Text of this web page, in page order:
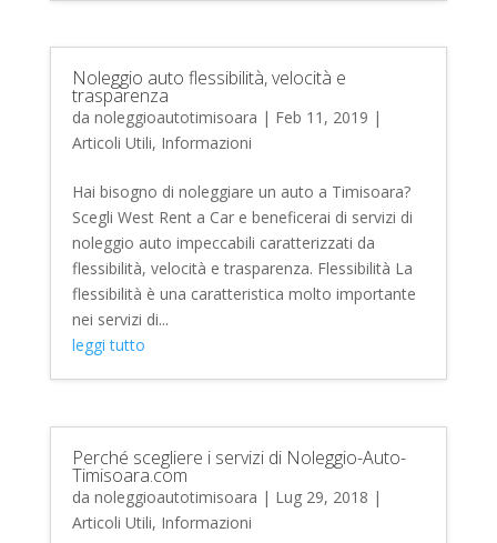
Noleggio auto flessibilità, velocità e
trasparenza
da noleggioautotimisoara | Feb 11, 2019 |
Articoli Utili, Informazioni
Hai bisogno di noleggiare un auto a Timisoara?
Scegli West Rent a Car e beneficerai di servizi di
noleggio auto impeccabili caratterizzati da
flessibilità, velocità e trasparenza. Flessibilità La
flessibilità è una caratteristica molto importante
nei servizi di...
leggi tutto
Perché scegliere i servizi di Noleggio-Auto-
Timisoara.com
da noleggioautotimisoara | Lug 29, 2018 |
Articoli Utili, Informazioni